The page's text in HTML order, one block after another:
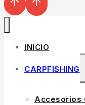
INICIO
CARPFISHING
Accesorios